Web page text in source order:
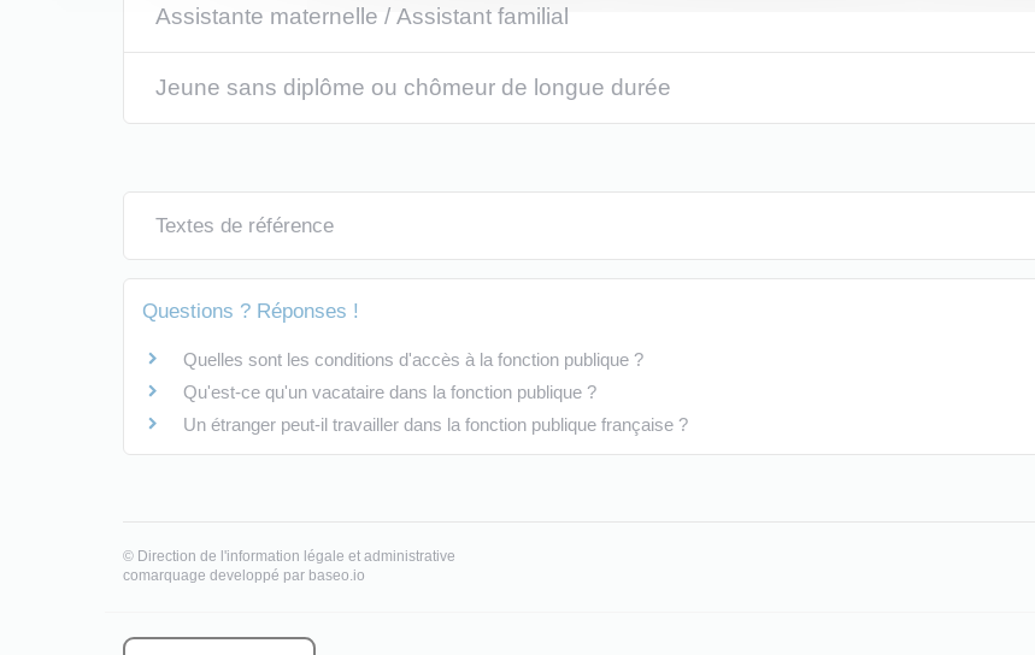
Assistante maternelle / Assistant familial
Jeune sans diplôme ou chômeur de longue durée
Textes de référence
Questions ? Réponses !
Quelles sont les conditions d'accès à la fonction publique ?
Qu'est-ce qu'un vacataire dans la fonction publique ?
Un étranger peut-il travailler dans la fonction publique française ?
© Direction de l'information légale et administrative
comarquage developpé par baseo.io